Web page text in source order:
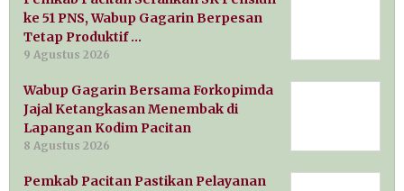
ke 51 PNS, Wabup Gagarin Berpesan
Tetap Produktif …
9 Agustus 2026
Wabup Gagarin Bersama Forkopimda
Jajal Ketangkasan Menembak di
Lapangan Kodim Pacitan
8 Agustus 2026
Pemkab Pacitan Pastikan Pelayanan